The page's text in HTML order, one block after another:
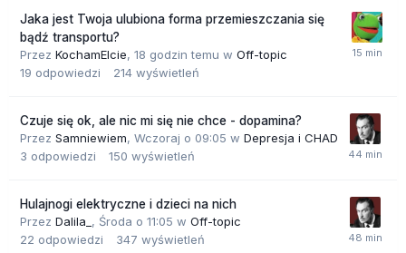
Jaka jest Twoja ulubiona forma przemieszczania się
bądź transportu?
Przez KochamElcie, 18 godzin temu w Off-topic
19 odpowiedzi 214 wyświetleń
Czuje się ok, ale nic mi się nie chce - dopamina?
Przez Samniewiem, Wczoraj o 09:05 w Depresja i CHAD
3 odpowiedzi 150 wyświetleń
Hulajnogi elektryczne i dzieci na nich
Przez Dalila_ , Środa o 11:05 w Off-topic
22 odpowiedzi 347 wyświetleń